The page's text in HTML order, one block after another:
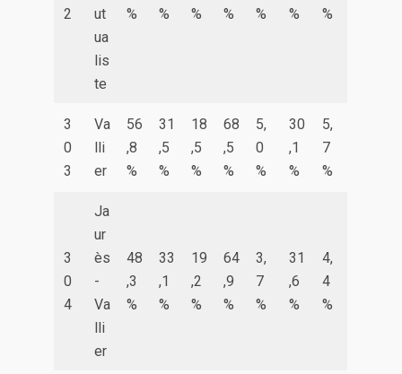
2
ut
ua
lis
te
% % % % % % %
3
0
3
Va
lli
er
56
,8
%
31
,5
%
18
,5
%
68
,5
%
5,
0
%
30
,1
%
5,
7
%
3
0
4
Ja
ur
ès
-
Va
lli
er
48
,3
%
33
,1
%
19
,2
%
64
,9
%
3,
7
%
31
,6
%
4,
4
%